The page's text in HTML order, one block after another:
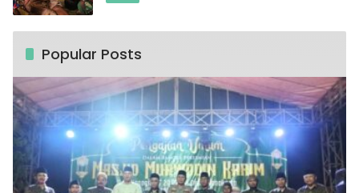
Popular Posts